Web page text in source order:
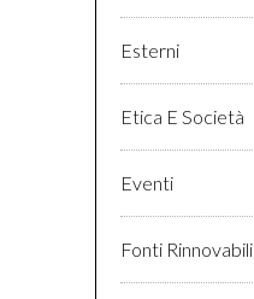
Esterni
Etica E Società
Eventi
Fonti Rinnovabili